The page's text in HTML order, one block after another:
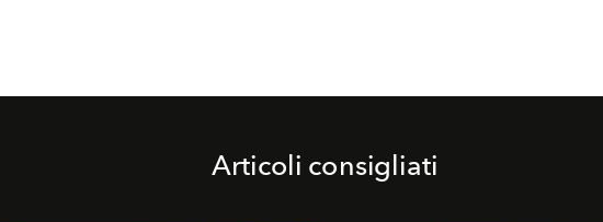
Articoli consigliati